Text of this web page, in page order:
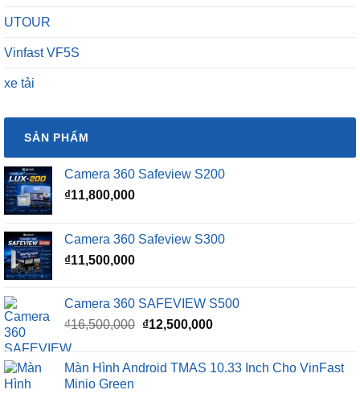
UTOUR
Vinfast VF5S
xe tải
SẢN PHẨM
Camera 360 Safeview S200
₫11,800,000
Camera 360 Safeview S300
₫11,500,000
Camera 360 SAFEVIEW S500
₫16,500,000 Giá
₫16,500,000.
₫12,500,000Giá
là:
Màn Hình Android TMAS 10.33 Inch Cho VinFast
Minio Green